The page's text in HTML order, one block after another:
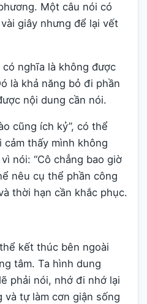
Một câu nói có
giây nhưng để lại vết
nghĩa là không được
là khả năng bỏ đi phần
nội dung cần nói.
cũng ích kỷ”, có thể
cảm thấy mình không
nói: “Cô chẳng bao giờ
nêu cụ thể phần công
thời hạn cần khắc phục.
kết thúc bên ngoài
tâm. Ta hình dung
phải nói, nhớ đi nhớ lại
tự làm cơn giận sống